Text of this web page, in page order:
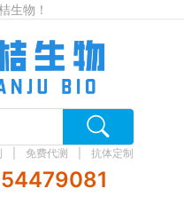
生物！
免费代测 抗体定制